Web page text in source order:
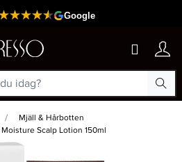
Mjäll & Hårbotten
Scalp Lotion 150ml
din varukorg